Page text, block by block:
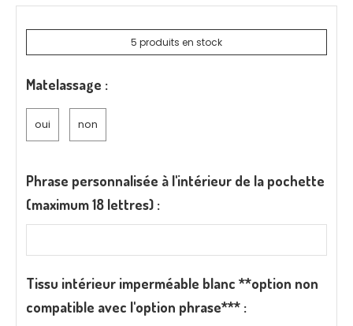
Matelassage :
oui non
Phrase personnalisée à l'intérieur de la pochette
(maximum 18 lettres) :
Tissu intérieur imperméable blanc **option non
compatible avec l'option phrase*** :
5 produits en stock